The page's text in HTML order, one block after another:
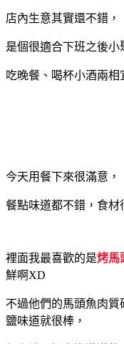
店內生意其實還不錯，
是個很適合下班之後小
吃晚餐、喝杯小酒兩相
今天用餐下來很滿意，
餐點味道都不錯，食
裡面我最喜歡的是烤馬
鮮啊XD
不過他們的馬頭魚肉
鹽味道就很棒，